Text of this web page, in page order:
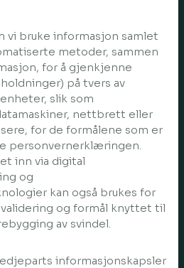
vi bruke informasjon samlet
metoder, sammen
for å gjenkjenne
på tvers av
slik som
nettbrett eller
for de formålene som er
personvernerklæringen.
inn via digital
og
kan også brukes for
og formål knyttet til
av svindel.
informasjonskapsler